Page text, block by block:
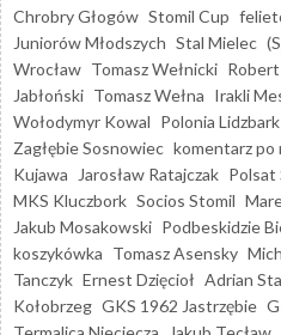
Chrobry Głogów Stomil Cup
Juniorów Młodszych Stal Mielec
Wrocław Tomasz Wełnicki
Jabłoński Tomasz Wełna Irakli
Wołodymyr Kowal Polonia
Zagłębie Sosnowiec komentarz po
Kujawa
Jarosław Ratajczak Polsat
MKS Kluczbork Socios Stomil
Jakub Mosakowski Podbeskidzie
koszykówka Tomasz Asensky
Tanczyk Ernest Dzięcioł Adrian
Kołobrzeg GKS 1962 Jastrzębie